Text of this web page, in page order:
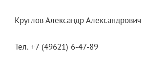
Круглов Александр Александрович
Тел. +7 (49621) 6-47-89